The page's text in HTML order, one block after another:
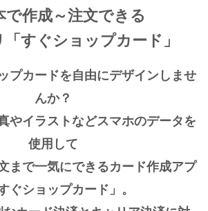
で作成～注文できる
すぐショップカード」
プカードを自由にデザインしませ
んか？
やイラストなどスマホのデータを
使用して
まで一気にできるカード作成アプ
ぐショップカード」。